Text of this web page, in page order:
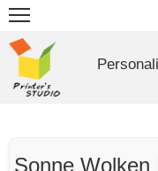
Sonne Wolken